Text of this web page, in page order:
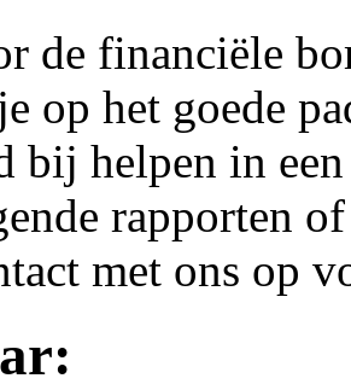
de financiële
op het goede
bij helpen in
rapporten
met ons op